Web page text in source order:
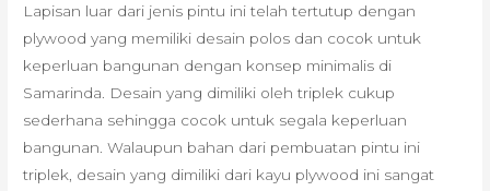
Lapisan luar dari jenis pintu ini telah tertutup dengan
plywood yang memiliki desain polos dan cocok untuk
keperluan bangunan dengan konsep minimalis di
Samarinda. Desain yang dimiliki oleh triplek cukup
sederhana sehingga cocok untuk segala keperluan
bangunan. Walaupun bahan dari pembuatan pintu ini
triplek, desain yang dimiliki dari kayu plywood ini sangat